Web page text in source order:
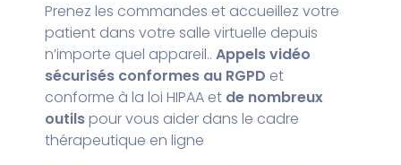
Prenez les commandes et accueillez votre
patient dans votre salle virtuelle depuis
n’importe quel appareil.. Appels vidéo
sécurisés conformes au RGPD et
conforme à la loi HIPAA et de nombreux
outilspour vous aider dans le cadre
thérapeutique en ligne